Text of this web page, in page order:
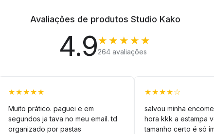
Avaliações de produtos Studio Kako
4.9★★★★★
264 avaliações
★★★★★
Muito prático. paguei e em
segundos ja tava no meu email. td
organizado por pastas
★★★★☆
salvou minha
hora kkk a estampa
tamanho certo é só